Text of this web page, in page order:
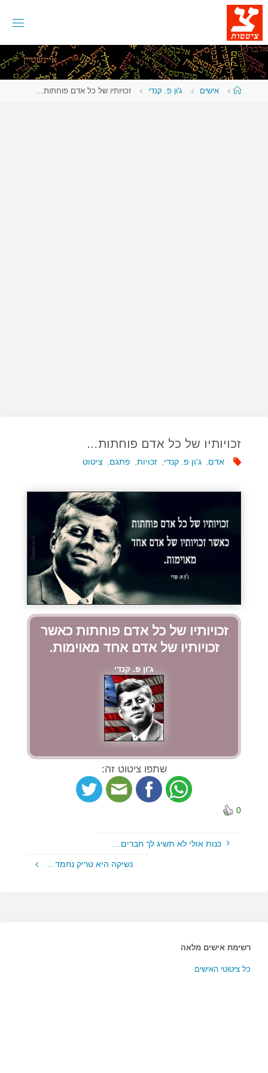
דלגו
לתוכן
עמודאישים ג'ון פ. קנדי זכויותיו של כל אדם פוחתות…
זכויותיו של כל אדם פוחתות…
אדם ג'ון פ. קנדי זכויות פתגם ציטוט
זכויותיו של כל אדם פוחתות כאשר
זכויותיו של אדם אחד מאוימות.
ג'ון פ. קנדי
שתפו ציטוט זה:
0
כנות אולי לא תשיג לך חברים…
נשיקה היא טריק נחמד…
רשימת אישים מלאה
כל ציטוטי האישים